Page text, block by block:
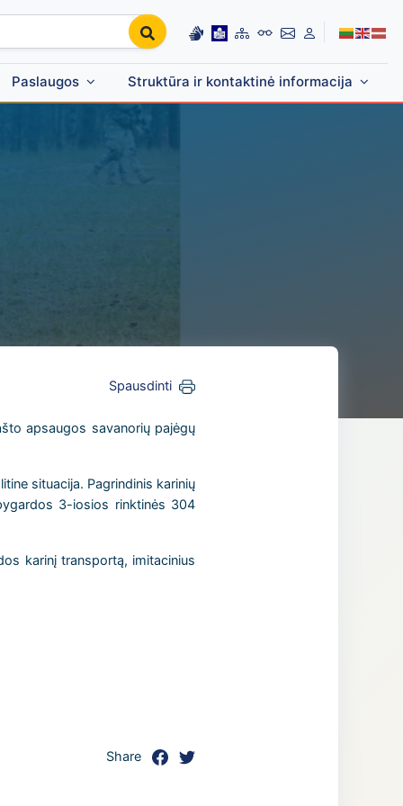
Paslaugos Struktūra ir kontaktinė informacija
Spausdinti
apsaugos savanorių pajėgų
situacija. Pagrindinis karinių
3-iosios rinktinės 304
karinį transportą, imitacinius
Share